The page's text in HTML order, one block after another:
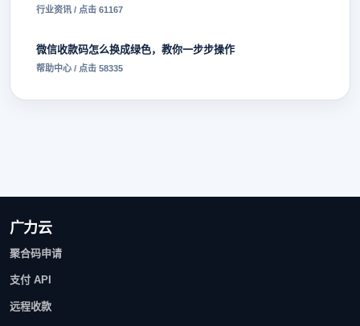
行业资讯 / 点击 61167
微信收款码怎么换成绿色，教你一步步操作
帮助中心 / 点击 58335
广力云
聚合码申请
支付 API
远程收款